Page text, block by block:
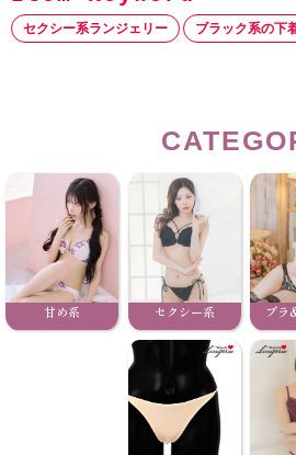
セクシー系ランジェリー ブラック系の下
甘め系 セクシー系 ブラ